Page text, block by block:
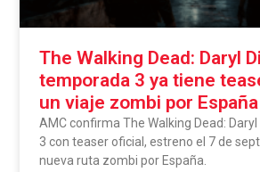
The Walking Dead: Daryl
temporada 3 ya tiene
un viaje zombi por España
AMC confirma The Walking Dead:
3 con teaser oficial, estreno el 7 de
nueva ruta zombi por España.